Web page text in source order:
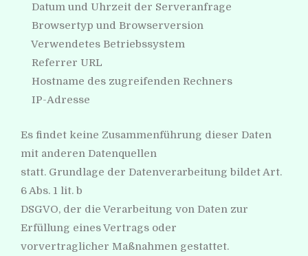
Datum und Uhrzeit der Serveranfrage
Browsertyp und Browserversion
Verwendetes Betriebssystem
Referrer URL
Hostname des zugreifenden Rechners
IP-Adresse
Es findet keine Zusammenführung dieser Daten
mit anderen Datenquellen
statt. Grundlage der Datenverarbeitung bildet Art.
6 Abs. 1 lit. b
DSGVO, der die Verarbeitung von Daten zur
Erfüllung eines Vertrags oder
vorvertraglicher Maßnahmen gestattet.